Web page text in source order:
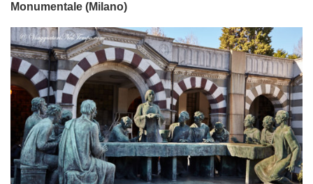
Monumentale (Milano)